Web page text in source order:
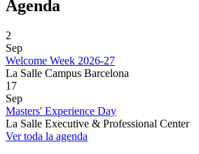
Agenda
2
Sep
Welcome Week 2026-27
La Salle Campus Barcelona
17
Sep
Masters' Experience Day
La Salle Executive & Professional Center
Ver toda la agenda